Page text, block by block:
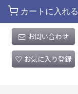
カートに入れる
お問い合わせ
お気に入り登録